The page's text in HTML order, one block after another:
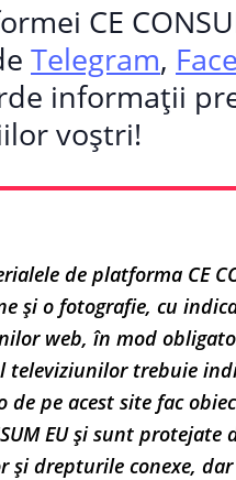
CE
Telegram,
informații
voștri!
de platforma CE
și o fotografie, cu
web, în mod
televiziunilor trebuie
de pe acest site fac
EU și sunt
și drepturile conexe,